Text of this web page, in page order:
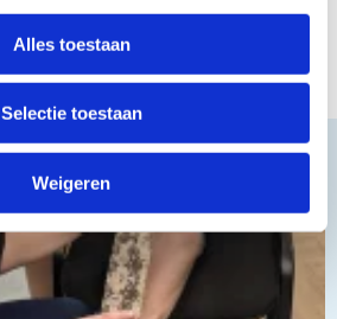
Alles toestaan
Selectie toestaan
Weigeren